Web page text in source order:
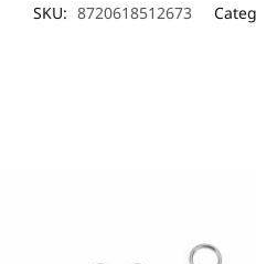
SKU: 8720618512673